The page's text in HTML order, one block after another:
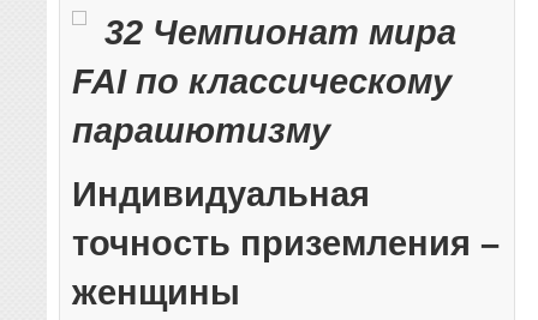
32 Чемпионат мира
FAI по классическому
парашютизму
Индивидуальная
точность приземления –
женщины